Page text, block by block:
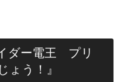
ダー電王 プリ
ょう！』